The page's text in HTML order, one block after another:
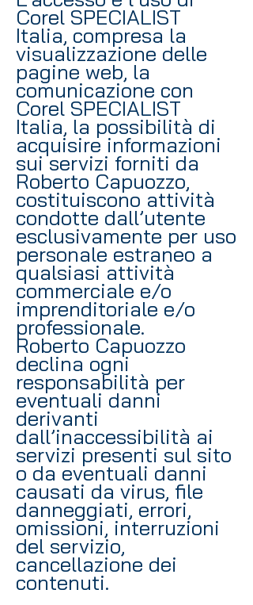
Corel SPECIALIST
Italia, compresa la
visualizzazione delle
pagine web, la
comunicazione con
Corel SPECIALIST
Italia, la possibilità di
acquisire informazioni
sui servizi forniti da
Roberto Capuozzo,
costituiscono attività
condotte dall’utente
esclusivamente per uso
personale estraneo a
qualsiasi attività
commerciale e/o
imprenditoriale e/o
professionale.
Roberto Capuozzo
declina ogni
responsabilità per
eventuali danni
derivanti
dall’inaccessibilità ai
servizi presenti sul sito
o da eventuali danni
causati da virus, file
danneggiati, errori,
omissioni, interruzioni
del servizio,
cancellazione dei
contenuti.